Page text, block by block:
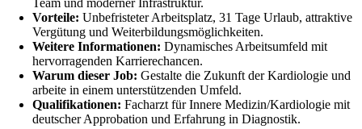
Team und moderner Infrastruktur.
Vorteile: Unbefristeter Arbeitsplatz, 31 Tage Urlaub, attraktive
Vergütung und Weiterbildungsmöglichkeiten.
Weitere Informationen: Dynamisches Arbeitsumfeld mit
hervorragenden Karrierechancen.
Warum dieser Job: Gestalte die Zukunft der Kardiologie und
arbeite in einem unterstützenden Umfeld.
Qualifikationen: Facharzt für Innere Medizin/Kardiologie mit
deutscher Approbation und Erfahrung in Diagnostik.